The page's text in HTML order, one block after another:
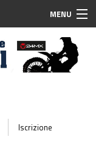
MENU
Iscrizione